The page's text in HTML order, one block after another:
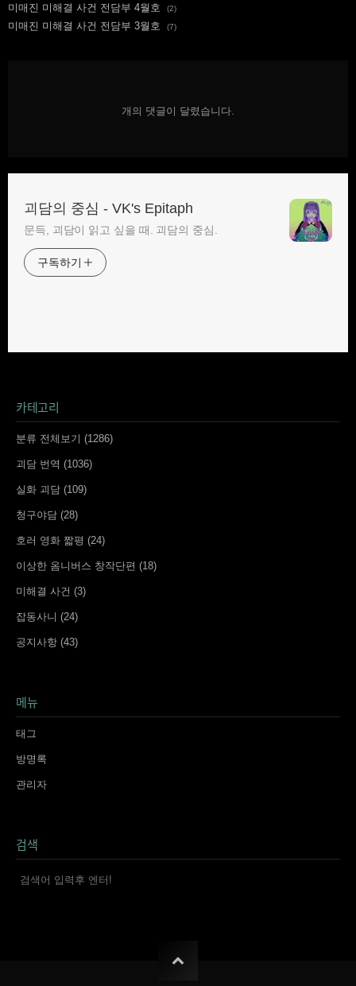
미매진 미해결 사건 전담부 4월호 (2)
미매진 미해결 사건 전담부 3월호 (7)
개의 댓글이 달렸습니다.
괴담의 중심 - VK's Epitaph
문득, 괴담이 읽고 싶을 때. 괴담의 중심.
구독하기
카테고리
분류 전체보기 (1286)
괴담 번역 (1036)
실화 괴담 (109)
청구야담 (28)
호러 영화 짧평 (24)
이상한 옴니버스 창작단편 (18)
미해결 사건 (3)
잡동사니 (24)
공지사항 (43)
메뉴
태그
방명록
관리자
검색